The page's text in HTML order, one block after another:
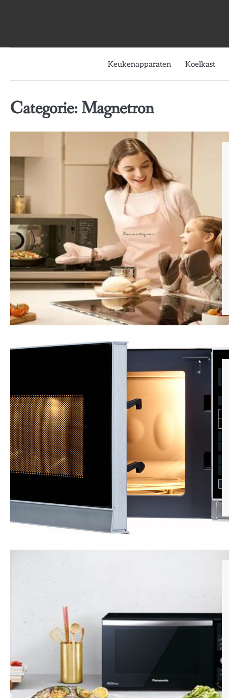
Keukenapparaten Koelkast
Categorie: Magnetron